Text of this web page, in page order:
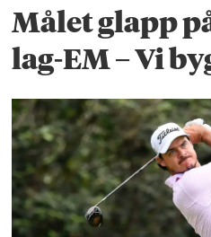
Målet glapp
lag-EM – Vi